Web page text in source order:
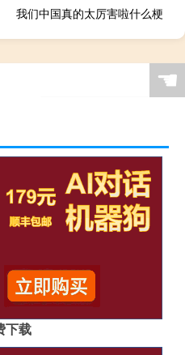
我们中国真的太厉害啦什么梗
☚
下载